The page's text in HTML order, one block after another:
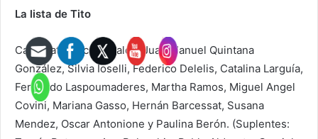
La lista de Tito
Candidatos a concejales: Juan Manuel Quintana
González, Silvia Ioselli, Federico Delelis, Catalina Larguía,
Fernando Laspoumaderes, Martha Ramos, Miguel Angel
Covini, Mariana Gasso, Hernán Barcessat, Susana
Mendez, Oscar Antonione y Paulina Berón. (Suplentes: